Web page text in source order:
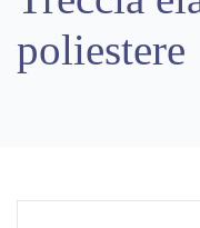
poliestere